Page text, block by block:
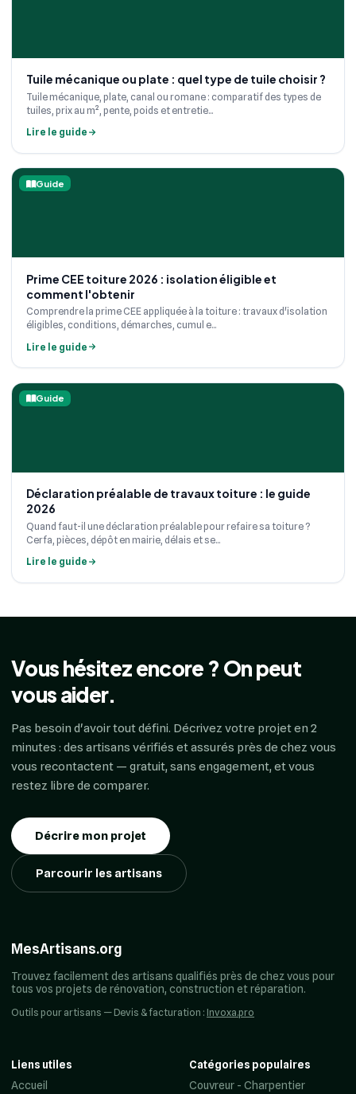
Tuile mécanique ou plate : quel type de tuile choisir ?
Tuile mécanique, plate, canal ou romane : comparatif des types de
tuiles, prix au m², pente, poids et entretie...
Lire le guide
Guide
Prime CEE toiture 2026 : isolation éligible et
comment l'obtenir
Comprendre la prime CEE appliquée à la toiture : travaux d'isolation
éligibles, conditions, démarches, cumul e...
Lire le guide
Guide
Déclaration préalable de travaux toiture : le guide
2026
Quand faut-il une déclaration préalable pour refaire sa toiture ?
Cerfa, pièces, dépôt en mairie, délais et se...
Lire le guide
Vous hésitez encore ? On peut
vous aider.
Pas besoin d'avoir tout défini. Décrivez votre projet en 2
minutes : des artisans vérifiés et assurés près de chez vous
vous recontactent — gratuit, sans engagement, et vous
restez libre de comparer.
Décrire mon projet
Parcourir les artisans
MesArtisans.org
Trouvez facilement des artisans qualifiés près de chez vous pour
tous vos projets de rénovation, construction et réparation.
Outils pour artisans — Devis & facturation : Invoxa.pro
Liens utiles
Accueil
Catégories populaires
Couvreur - Charpentier